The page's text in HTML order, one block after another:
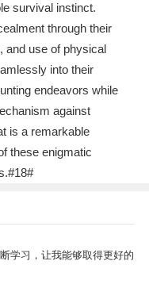
survival instinct.
through their
and use of physical
into their
endeavors while
against
is a remarkable
these enigmatic
学习，让我能够取得更好的